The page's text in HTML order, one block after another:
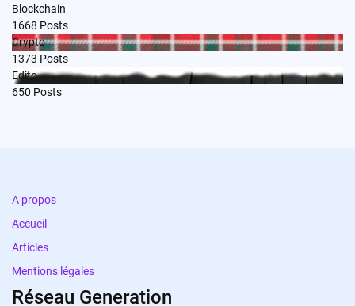
Blockchain
1668 Posts
Crypto
1373 Posts
Edito
650 Posts
A propos
Accueil
Articles
Mentions légales
Réseau Generation